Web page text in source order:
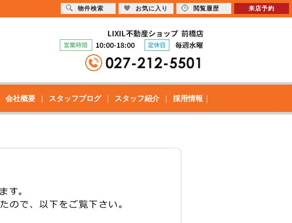
会社概要 スタッフブログ スタッフ紹介 採用情報
物件検索 お気に入り 閲覧履歴 来店予約